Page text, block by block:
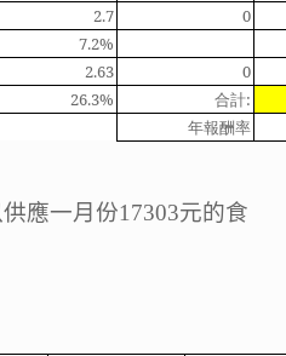
2.7 0
7.2%
2.63 0
26.3% 合計:
年報酬率
應一月份17303元的食